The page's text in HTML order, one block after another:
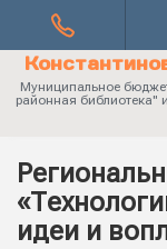
Муниципальное
районная
идеи и